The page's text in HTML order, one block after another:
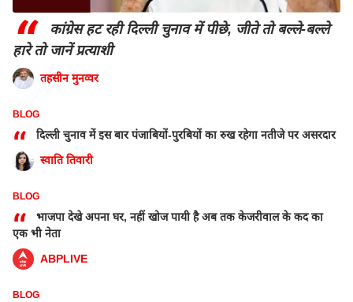
“
कांग्रेस हट रही दिल्ली चुनाव में पीछे, जीते तो बल्ले-बल्ले
हारे तो जानें प्रत्याशी
तहसीन मुनव्वर
BLOG
“
दिल्ली चुनाव में इस बार पंजाबियों-पुरबियों का रुख रहेगा नतीजे पर असरदार
स्वाति तिवारी
BLOG
“
भाजपा देखे अपना घर, नहीं खोज पायी है अब तक केजरीवाल के कद का
एक भी नेता
ABPLIVE
BLOG